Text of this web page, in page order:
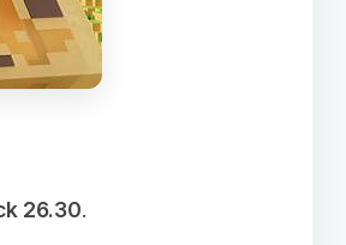
26.30.